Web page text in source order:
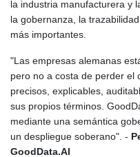
la industria manufacturera y
la gobernanza, la
más importantes.
"Las empresas alemanas
pero no a costa de perder el
precisos, explicables,
sus propios términos.
mediante una semántica
un despliegue soberano". -
GoodData.AI